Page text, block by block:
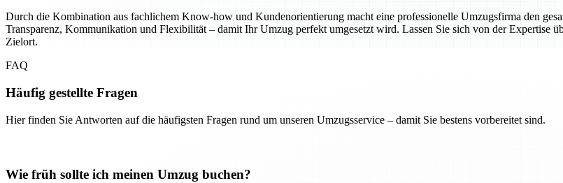
Durch die Kombination aus fachlichem Know-how und Kundenorientierung macht eine professionelle Umzugsfirma den
Transparenz, Kommunikation und Flexibilität – damit Ihr Umzug perfekt umgesetzt wird. Lassen Sie sich von der Expertise
Zielort.
FAQ
Häufig gestellte Fragen
Hier finden Sie Antworten auf die häufigsten Fragen rund um unseren Umzugsservice – damit Sie bestens vorbereitet sind.
Wie früh sollte ich meinen Umzug buchen?